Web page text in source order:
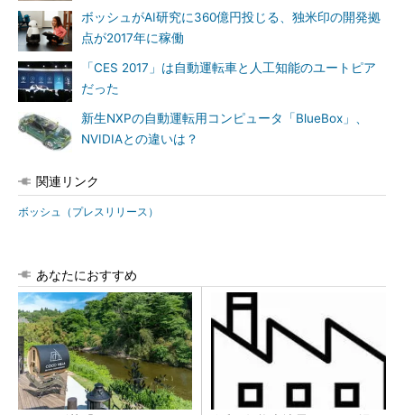
ボッシュがAI研究に360億円投じる、独米印の開発拠
点が2017年に稼働
「CES 2017」は自動運転車と人工知能のユートピア
だった
新生NXPの自動運転用コンピュータ「BlueBox」、
NVIDIAとの違いは？
関連リンク
ボッシュ（プレスリリース）
あなたにおすすめ